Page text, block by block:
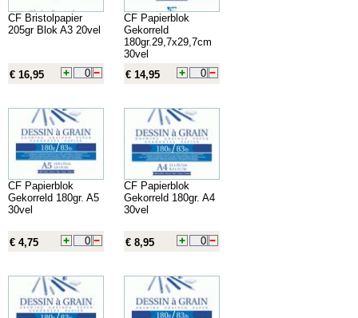
CF Bristolpapier
205gr Blok A3 20vel
€ 16,95
CF Papierblok
Gekorreld
180gr.29,7x29,7cm
30vel
€ 14,95
CF Papierblok
Gekorreld 180gr. A5
30vel
€ 4,75
CF Papierblok
Gekorreld 180gr. A4
30vel
€ 8,95